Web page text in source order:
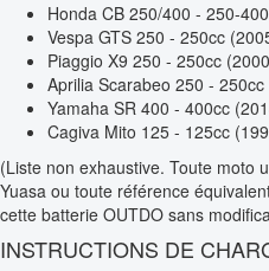
Honda CB 250/400 - 250-
Vespa GTS 250 - 250cc
Piaggio X9 250 - 250cc
Aprilia Scarabeo 250 -
Yamaha SR 400 - 400cc
Cagiva Mito 125 - 125cc
(Liste non exhaustive. Toute moto
Yuasa ou toute référence
cette batterie OUTDO sans
INSTRUCTIONS DE